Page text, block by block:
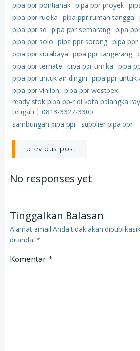
pipa ppr pontianak pipa ppr proyek
pipa ppr rucika pipa ppr rumah tangga
pipa ppr sd pipa ppr semarang pipa
pipa ppr solo pipa ppr sorong pipa ppr
pipa ppr surabaya pipa ppr tangerang
pipa ppr ternate pipa ppr timika pipa
pipa ppr untuk air dingin pipa ppr untuk
pipa ppr vinilon pipa ppr westpex
ready stok pipa pp-r di kota palangka
tengah | 0813-3327-3305
sambungan pipa ppr supplier pipa ppr
Post
navigation
previous post
No responses yet
Tinggalkan Balasan
Alamat email Anda tidak akan
ditandai *
Komentar*